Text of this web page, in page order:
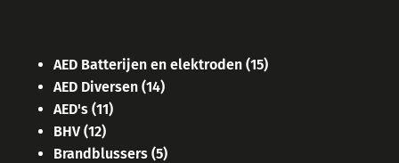
AED Batterijen en elektroden (15)
AED Diversen (14)
AED's (11)
BHV (12)
Brandblussers (5)